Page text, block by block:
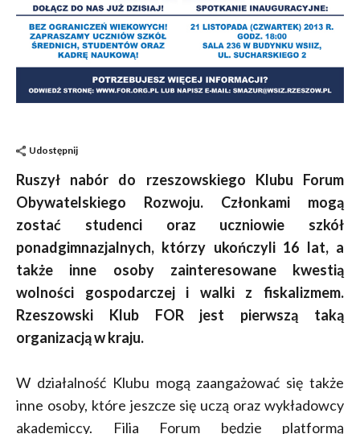
Udostępnij
Ruszył nabór do rzeszowskiego Klubu Forum
Obywatelskiego Rozwoju. Członkami mogą
zostać studenci oraz uczniowie szkół
ponadgimnazjalnych, którzy ukończyli 16 lat, a
także inne osoby zainteresowane kwestią
wolności gospodarczej i walki z fiskalizmem.
Rzeszowski Klub FOR jest pierwszą taką
organizacją w kraju.
W działalność Klubu mogą zaangażować się także
inne osoby, które jeszcze się uczą oraz wykładowcy
akademiccy. Filia Forum będzie platformą